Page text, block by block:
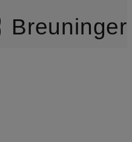
Breuninger